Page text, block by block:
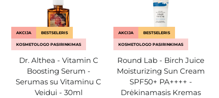
AKCIJA BESTSELERIS
KOSMETOLOGO PASIRINKIMAS
Dr. Althea - Vitamin C
Boosting Serum -
Serumas su Vitaminu C
Veidui - 30ml
AKCIJA BESTSELERIS
KOSMETOLOGO PASIRINKIMAS
Round Lab - Birch Juice
Moisturizing Sun Cream
SPF50+ PA++++ -
Drėkinamasis Kremas